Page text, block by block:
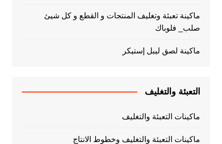
ماكينة تعبئة وتغليف المنتجات و القطع و كل شيئ
صلب_ فلوباك
ماكينة لصق ليبل إستيكر
التعبئة والتغليف
ماكينات التعبئة والتغليف
ماكينات التعبئة والتغليف وخطوط الانتاج